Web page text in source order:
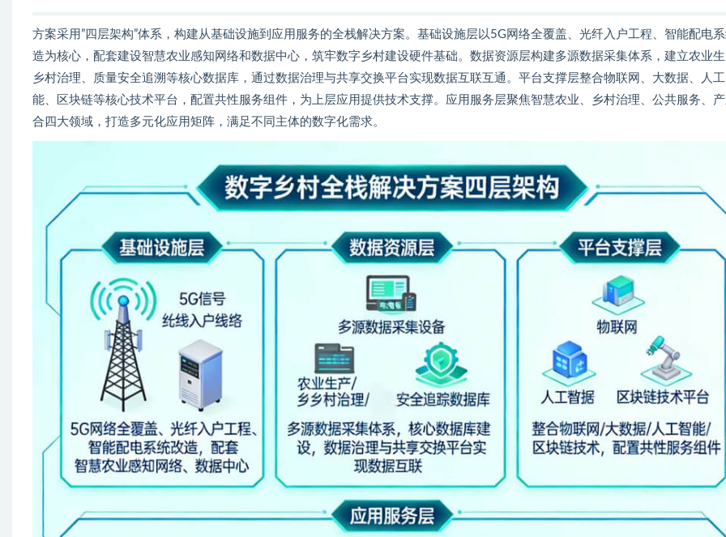
方案采用”四层架构”体系，构建从基础设施到应用服务的全栈解决方案。基础设施层以5G网络全覆盖、光纤入户工程、智能配电
造为核心，配套建设智慧农业感知网络和数据中心，筑牢数字乡村建设硬件基础。数据资源层构建多源数据采集体系，建立农业
乡村治理、质量安全追溯等核心数据库，通过数据治理与共享交换平台实现数据互联互通。平台支撑层整合物联网、大数据、人
能、区块链等核心技术平台，配置共性服务组件，为上层应用提供技术支撑。应用服务层聚焦智慧农业、乡村治理、公共服务、
合四大领域，打造多元化应用矩阵，满足不同主体的数字化需求。